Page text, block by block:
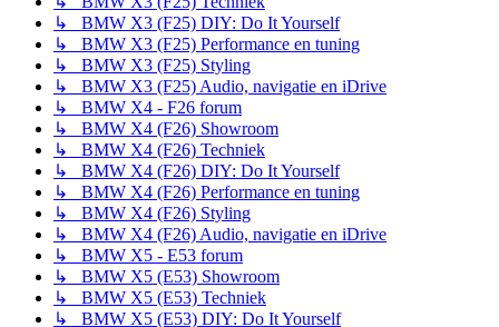
↳ BMW X3 (F25) DIY: Do It Yourself
↳ BMW X3 (F25) Performance en tuning
↳ BMW X3 (F25) Styling
↳ BMW X3 (F25) Audio, navigatie en iDrive
↳ BMW X4 - F26 forum
↳ BMW X4 (F26) Showroom
↳ BMW X4 (F26) Techniek
↳ BMW X4 (F26) DIY: Do It Yourself
↳ BMW X4 (F26) Performance en tuning
↳ BMW X4 (F26) Styling
↳ BMW X4 (F26) Audio, navigatie en iDrive
↳ BMW X5 - E53 forum
↳ BMW X5 (E53) Showroom
↳ BMW X5 (E53) Techniek
↳ BMW X5 (E53) DIY: Do It Yourself